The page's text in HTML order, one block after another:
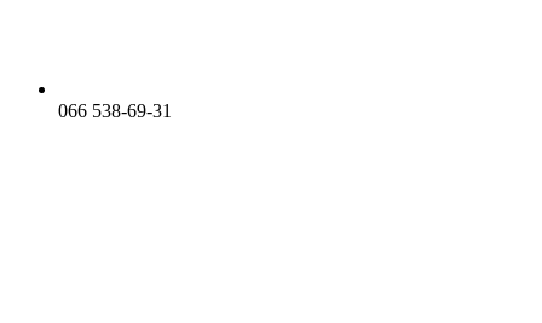
066 538-69-31